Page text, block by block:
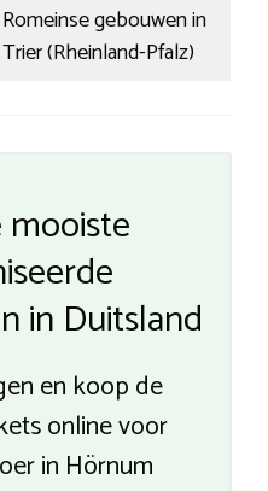
Romeinse gebouwen in
Trier (Rheinland-Pfalz)
mooiste
in Duitsland
en koop de
online voor
in Hörnum